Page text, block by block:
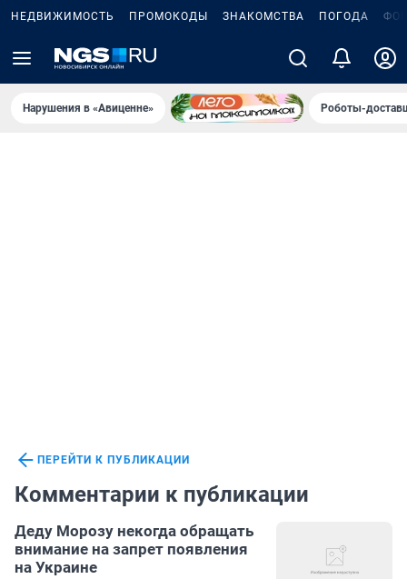
НЕДВИЖИМОСТЬ ПРОМОКОДЫ ЗНАКОМСТВА ПОГОДА
Нарушения в «Авиценне» Роботы-
ПЕРЕЙТИ К ПУБЛИКАЦИИ
Комментарии к публикации
Деду Морозу некогда обращать
внимание на запрет появления
на Украине